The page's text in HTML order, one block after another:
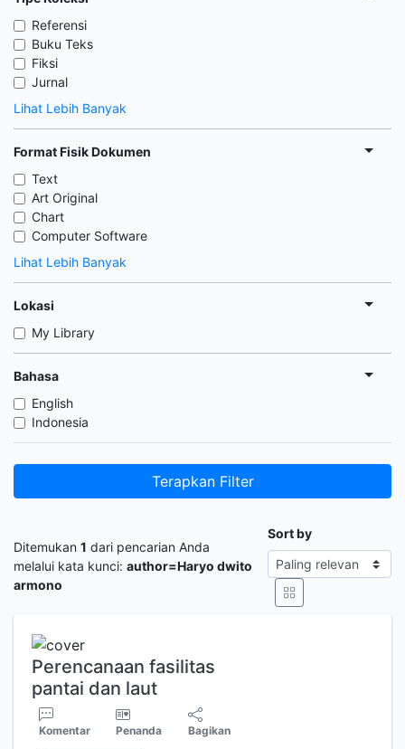
Referensi
Buku Teks
Fiksi
Jurnal
Lihat Lebih Banyak
Format Fisik Dokumen
Text
Art Original
Chart
Computer Software
Lihat Lebih Banyak
Lokasi
My Library
Bahasa
English
Indonesia
Terapkan Filter
Ditemukan 1 dari pencarian Anda
melalui kata kunci: author=Haryo dwito
armono
Sort by
Perencanaan fasilitas
pantai dan laut
Komentar Penanda Bagikan